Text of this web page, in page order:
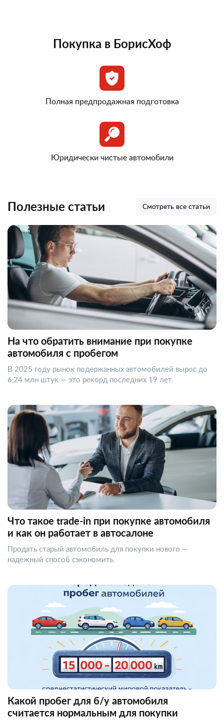
Покупка в БорисХоф
Полная предпродажная подготовка
Юридически чистые автомобили
Полезные статьи Смотреть все статьи
На что обратить внимание при покупке
автомобиля с пробегом
В 2025 году рынок подержанных автомобилей вырос до
6,24 млн штук — это рекорд последних 19 лет.
Что такое trade-in при покупке автомобиля
и как он работает в автосалоне
Продать старый автомобиль для покупки нового —
надежный способ сэкономить.
Какой пробег для б/у автомобиля
считается нормальным для покупки